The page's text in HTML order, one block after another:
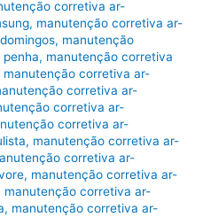
corretiva ar-
, manutenção corretiva ar-
, manutenção
, manutenção corretiva
manutenção corretiva ar-
corretiva ar-
corretiva ar-
corretiva ar-
, manutenção corretiva ar-
corretiva ar-
, manutenção corretiva ar-
manutenção corretiva ar-
, manutenção corretiva ar-